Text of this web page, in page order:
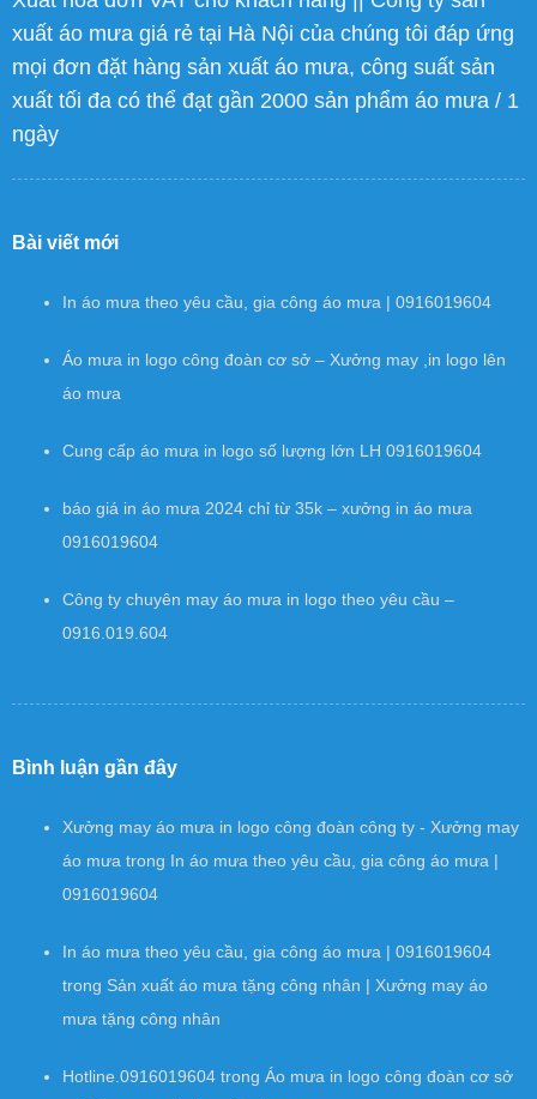
xuất áo mưa giá rẻ tại Hà Nội của chúng tôi đáp ứng
mọi đơn đặt hàng sản xuất áo mưa, công suất sản
xuất tối đa có thể đạt gần 2000 sản phẩm áo mưa / 1
ngày
Bài viết mới
In áo mưa theo yêu cầu, gia công áo mưa | 0916019604
Áo mưa in logo công đoàn cơ sở – Xưởng may ,in logo lên
áo mưa
Cung cấp áo mưa in logo số lượng lớn LH 0916019604
báo giá in áo mưa 2024 chỉ từ 35k – xưởng in áo mưa
0916019604
Công ty chuyên may áo mưa in logo theo yêu cầu –
0916.019.604
Bình luận gần đây
Xưởng may áo mưa in logo công đoàn công ty - Xưởng may
áo mưa trong In áo mưa theo yêu cầu, gia công áo mưa |
0916019604
In áo mưa theo yêu cầu, gia công áo mưa | 0916019604
trong Sản xuất áo mưa tặng công nhân | Xưởng may áo
mưa tặng công nhân
Hotline.0916019604 trong Áo mưa in logo công đoàn cơ sở